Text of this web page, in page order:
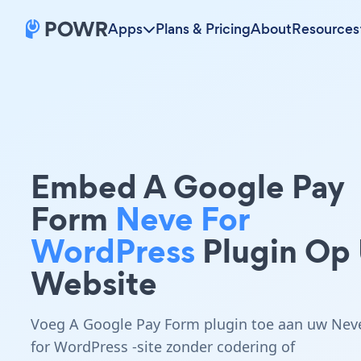
Apps Plans & PricingAboutResources
Embed A Google Pay
Form Neve For
WordPress Plugin Op
Website
Voeg A Google Pay Form plugin toe aan uw
for WordPress -site zonder codering of